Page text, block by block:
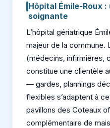
Hôpital Émile-Roux
soignante
L’hôpital gériatrique
majeur de la commune.
(médecins, infirmières,
constitue une clientèle
— gardes, plannings
flexibles s’adaptent à
pavillons des Coteaux
complémentaire de